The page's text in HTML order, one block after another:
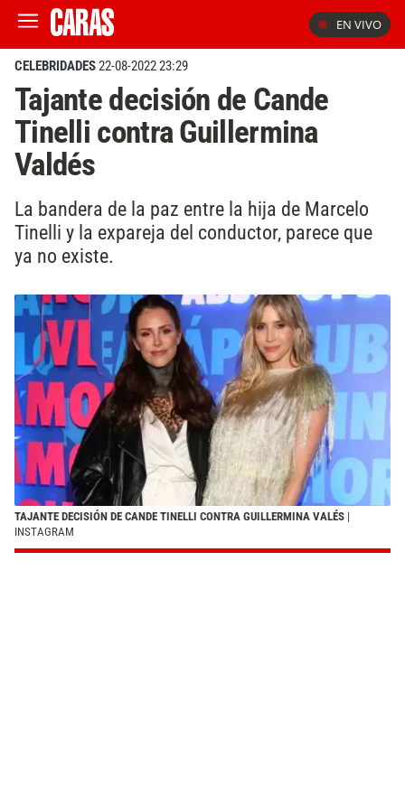
EN VIVO
CELEBRIDADES22-08-2022 23:29
Tajante decisión de Cande
Tinelli contra Guillermina
Valdés
La bandera de la paz entre la hija de Marcelo
Tinelli y la expareja del conductor, parece que
ya no existe.
TAJANTE DECISIÓN DE CANDE TINELLI CONTRA GUILLERMINA VALÉS |
INSTAGRAM